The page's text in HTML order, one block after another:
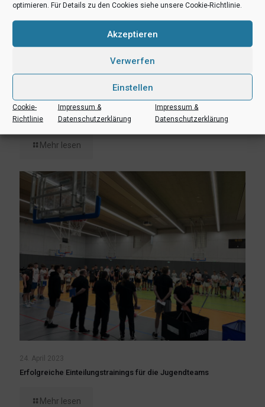
optimieren. Für Details zu den Cookies siehe unsere Cookie-Richtlinie.
Akzeptieren
Verwerfen
Einstellen
Cookie-
Richtlinie
Impressum &
Datenschutzerklärung
Impressum &
Datenschutzerklärung
Vorbereitungsturnier: U14, JBBL & NBBL / aktuelle Ergebnisse
von Tag 1 und 2
Mehr lesen
24. April 2023
Erfolgreiche Einteilungstrainings für die Jugendteams
Mehr lesen